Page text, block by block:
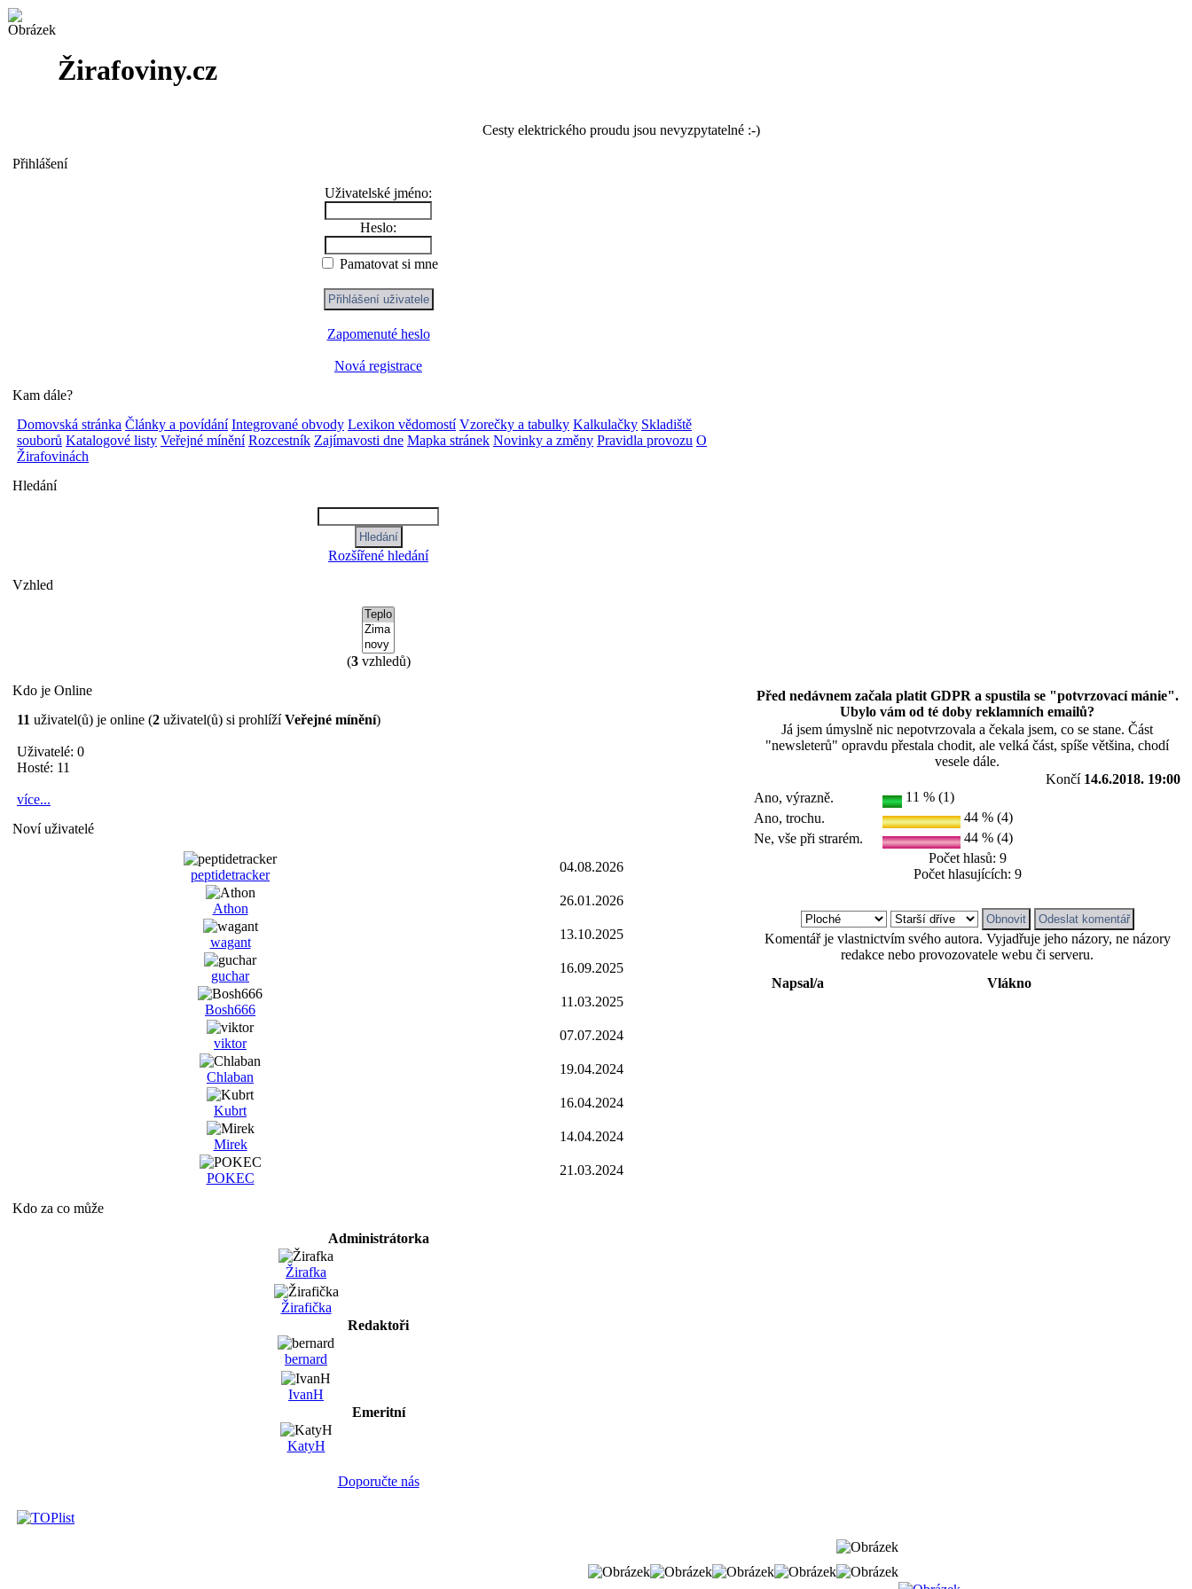
Žirafoviny.cz
Cesty elektrického proudu jsou nevyzpytatelné :-)
Přihlášení
Uživatelské jméno:
Heslo:
Pamatovat si mne
Zapomenuté heslo
Nová registrace
Kam dále?
Domovská stránka Články a povídání Integrované obvody Lexikon vědomostí Vzorečky a tabulky Kalkulačky Skladiště
souborů Katalogové listy Veřejné mínění Rozcestník Zajímavosti dne Mapka stránek Novinky a změny Pravidla provozu O
Žirafovinách
Hledání
Rozšířené hledání
Vzhled
(3vzhledů)
Kdo je Online
11 uživatel(ů) je online (2 uživatel(ů) si prohlížíVeřejné mínění)
Uživatelé: 0
Hosté: 11
více...
Noví uživatelé
peptidetracker
04.08.2026
Athon
26.01.2026
wagant
13.10.2025
guchar
16.09.2025
Bosh666
11.03.2025
viktor
07.07.2024
Chlaban
19.04.2024
Kubrt
16.04.2024
Mirek
14.04.2024
POKEC
21.03.2024
Kdo za co může
Administrátorka
Žirafka
Žirafička
Redaktoři
bernard
IvanH
Emeritní
KatyH
Doporučte nás
Před nedávnem začala platit GDPR a spustila se "potvrzovací mánie".
Ubylo vám od té doby reklamních emailů?
Já jsem úmyslně nic nepotvrzovala a čekala jsem, co se stane. Část
"newsleterů" opravdu přestala chodit, ale velká část, spíše většina, chodí
vesele dále.
Končí 14.6.2018. 19:00
Ano, výrazně.
11 % (1)
Ano, trochu.
44 % (4)
Ne, vše při strarém.
44 % (4)
Počet hlasů: 9
Počet hlasujících: 9
Komentář je vlastnictvím svého autora. Vyjadřuje jeho názory, ne názory
redakce nebo provozovatele webu či serveru.
Napsal/a
Vlákno